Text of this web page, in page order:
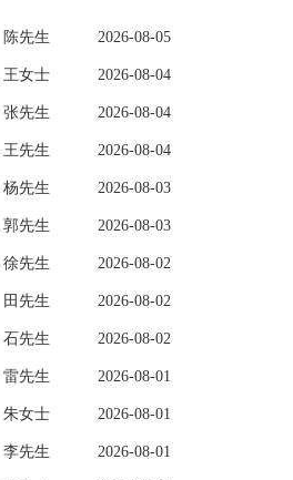
陈先生 2026-08-05
王女士 2026-08-04
张先生 2026-08-04
王先生 2026-08-04
杨先生 2026-08-03
郭先生 2026-08-03
徐先生 2026-08-02
田先生 2026-08-02
石先生 2026-08-02
雷先生 2026-08-01
朱女士 2026-08-01
李先生 2026-08-01